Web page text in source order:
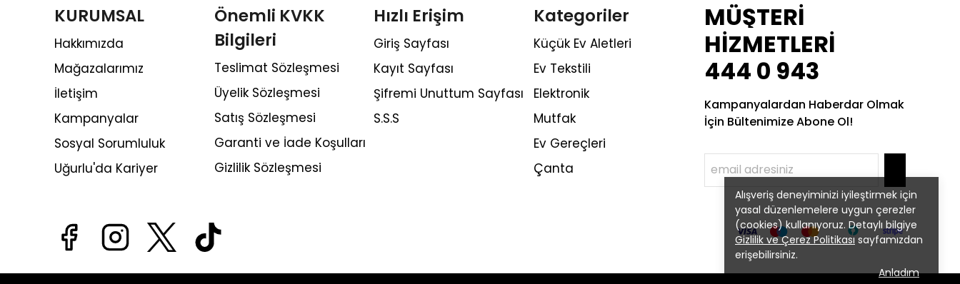
Alışveriş deneyiminizi iyileştirmek için
yasal düzenlemelere uygun çerezler
(cookies) kullanıyoruz. Detaylı bilgiye
Gizlilik ve Çerez Politikası sayfamızdan
erişebilirsiniz.
Anladım
KURUMSAL
Hakkımızda
Mağazalarımız
İletişim
Kampanyalar
Sosyal Sorumluluk
Uğurlu'da Kariyer
Önemli KVKK
Bilgileri
Teslimat Sözleşmesi
Üyelik Sözleşmesi
Satış Sözleşmesi
Garanti ve İade Koşulları
Gizlilik Sözleşmesi
Hızlı Erişim
Giriş Sayfası
Kayıt Sayfası
Şifremi Unuttum Sayfası
S.S.S
Kategoriler
Küçük Ev Aletleri
Ev Tekstili
Elektronik
Mutfak
Ev Gereçleri
Çanta
MÜŞTERİ
HİZMETLERİ
444 0 943
Kampanyalardan Haberdar Olmak
İçin Bültenimize Abone Ol!